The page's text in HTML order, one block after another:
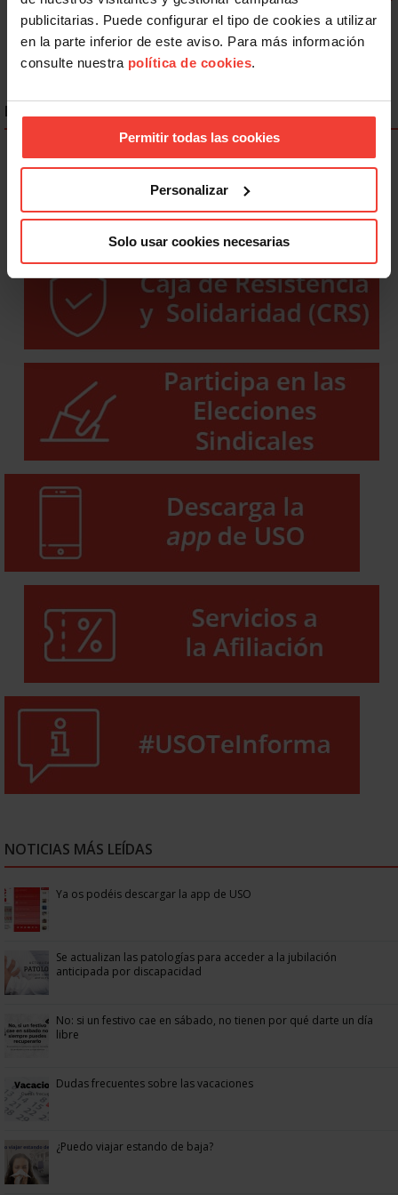
publicitarias. Puede configurar el tipo de cookies a utilizar
en la parte inferior de este aviso. Para más información
consulte nuestra política de cookies.
Permitir todas las cookies
Personalizar
Solo usar cookies necesarias
8
9 10 Siguiente
ENLACES DESTACADOS
NOTICIAS MÁS LEÍDAS
Ya os podéis descargar la app de USO
Se actualizan las patologías para acceder a la jubilación
anticipada por discapacidad
No: si un festivo cae en sábado, no tienen por qué darte un día
libre
Dudas frecuentes sobre las vacaciones
¿Puedo viajar estando de baja?